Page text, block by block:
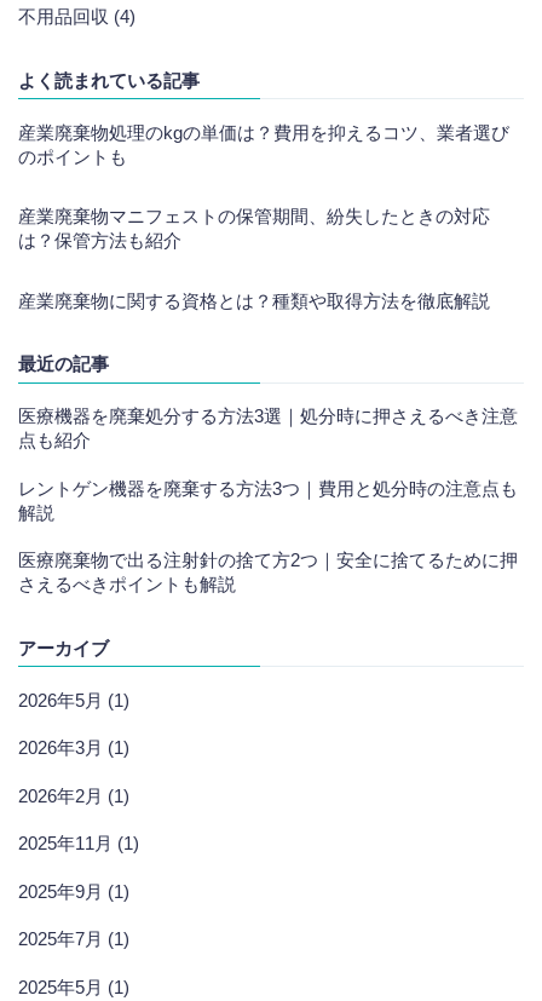
不用品回収 (4)
よく読まれている記事
産業廃棄物処理のkgの単価は？費用を抑えるコツ、業者選び
のポイントも
産業廃棄物マニフェストの保管期間、紛失したときの対応
は？保管方法も紹介
産業廃棄物に関する資格とは？種類や取得方法を徹底解説
最近の記事
医療機器を廃棄処分する方法3選｜処分時に押さえるべき注意
点も紹介
レントゲン機器を廃棄する方法3つ｜費用と処分時の注意点も
解説
医療廃棄物で出る注射針の捨て方2つ｜安全に捨てるために押
さえるべきポイントも解説
アーカイブ
2026年5月 (1)
2026年3月 (1)
2026年2月 (1)
2025年11月 (1)
2025年9月 (1)
2025年7月 (1)
2025年5月 (1)